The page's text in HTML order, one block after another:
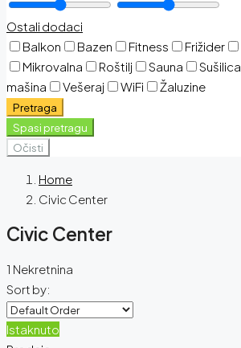
Ostali dodaci
Balkon
Bazen Fitness Frižider
Mikrovalna
Roštilj Sauna Sušilica
mašina
Vešeraj WiFi Žaluzine
Pretraga
Spasi pretragu
Očisti
Home
Civic Center
Civic Center
1 Nekretnina
Sort by:
Istaknuto